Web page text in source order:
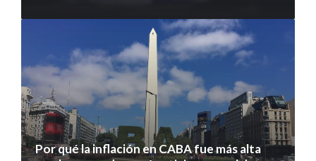
Por qué la inflación en CABA fue más alta